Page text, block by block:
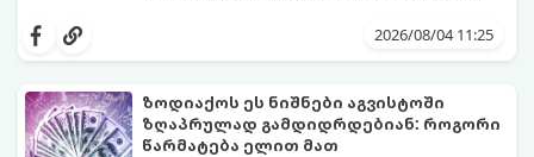
ყველაზე ბედნიერი თვე აღმოჩნდება.
2026/08/04 11:25
ზოდიაქოს ეს ნიშნები აგვისტოში
ზღაპრულად გამდიდრდებიან: როგორი
წარმატება ელით მათ